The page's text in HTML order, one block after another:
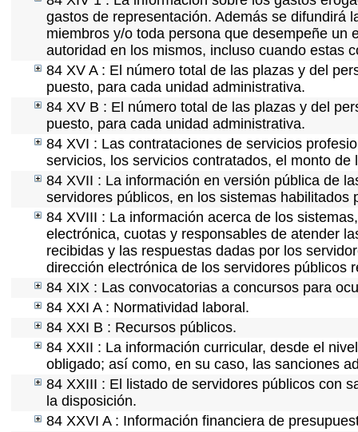
gastos de representación. Además se difundirá
miembros y/o toda persona que desempeñe
autoridad en los mismos, incluso cuando estas
84 XV A : El número total de las plazas y del
puesto, para cada unidad administrativa.
84 XV B : El número total de las plazas y del
puesto, para cada unidad administrativa.
84 XVI : Las contrataciones de servicios
servicios, los servicios contratados, el monto
84 XVII : La información en versión pública de
servidores públicos, en los sistemas habilitados
84 XVIII : La información acerca de los
electrónica, cuotas y responsables de atender
recibidas y las respuestas dadas por los
dirección electrónica de los servidores públicos
84 XIX : Las convocatorias a concursos para
84 XXI A : Normatividad laboral.
84 XXI B : Recursos públicos.
84 XXII : La información curricular, desde el
obligado; así como, en su caso, las sanciones
84 XXIII : El listado de servidores públicos con
la disposición.
84 XXVI A : Información financiera de